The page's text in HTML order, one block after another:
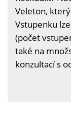
Veleton,
Vstupenku
(počet
také na
konzultací s